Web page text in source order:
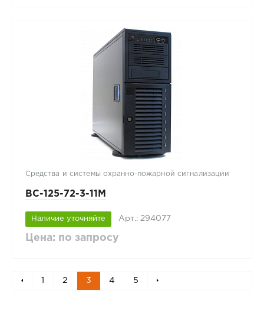
Средства и системы охранно-пожарной сигнализации
ВС-125-72-3-11M
Наличие уточняйте Арт.: 294077
Цена: по запросу
1 2 3 4 5